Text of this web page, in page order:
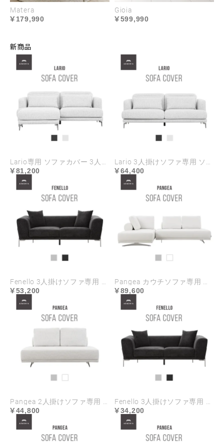
Matera
179,990
Gioia
599,990
新商品
Lario専用 ソファカバー 3人掛け+オットマンセット ハイランク生地
81,200
Lario 3人掛けソファ専用 ソファカバー ハイランク生地
64,400
Fenello 3人掛けソファ専用 ソファカバー ハイランク生地
53,200
Pangea カウチソファ専用 ソファカバー ハイランク生地
89,600
Pangea 2人掛けソファ専用 ソファカバー ハイランク生地
44,800
Fenello 3人掛けソファ専用 ソファカバー
34,200